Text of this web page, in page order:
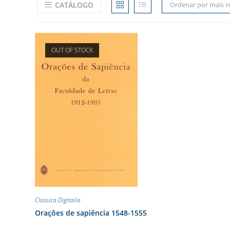
CATÁLOGO Ordenar por mais
OUT OF STOCK
Classica Digitalia
Orações de sapiência 1548-1555